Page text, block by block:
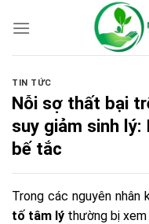
TIN TỨC
Nỗi sợ thất bại
suy giảm sinh
bế tắc
Trong các nguyên nhân
tố tâm lý thường bị